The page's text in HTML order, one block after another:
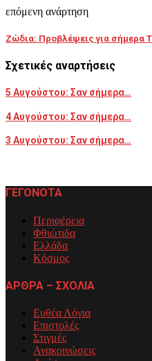
επόμενη ανάρτηση
Ζώδια: Προβλέψεις για σήμερα
Σχετικές αναρτήσεις
5 Αυγούστου: Σαν σήμερα…
4 Αυγούστου: Σαν σήμερα…
3 Αυγούστου: Σαν σήμερα…
ΓΕΓΟΝΟΤΑ
Περιφέρεια
Φθιώτιδα
Ελλάδα
Κόσμος
ΑΡΘΡΑ – ΣΧΟΛΙΑ
Ευθέα Λόγια
Επιστολές
Στιγμές
Ανακοινώσεις